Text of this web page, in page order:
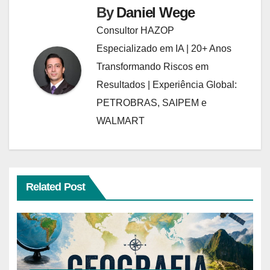
ByDaniel Wege
Consultor HAZOP
Especializado em IA | 20+ Anos
Transformando Riscos em
Resultados | Experiência Global:
PETROBRAS, SAIPEM e
WALMART
Related Post